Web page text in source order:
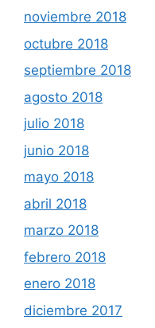
noviembre 2018
octubre 2018
septiembre 2018
agosto 2018
julio 2018
junio 2018
mayo 2018
abril 2018
marzo 2018
febrero 2018
enero 2018
diciembre 2017